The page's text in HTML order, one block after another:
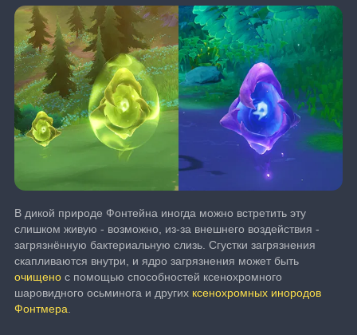
В дикой природе Фонтейна иногда можно встретить эту
слишком живую - возможно, из-за внешнего воздействия -
загрязнённую бактериальную слизь. Сгустки загрязнения
очищено с помощью способностей ксенохромного
шаровидного осьминога и других ксенохромных инородов
Фонтмера